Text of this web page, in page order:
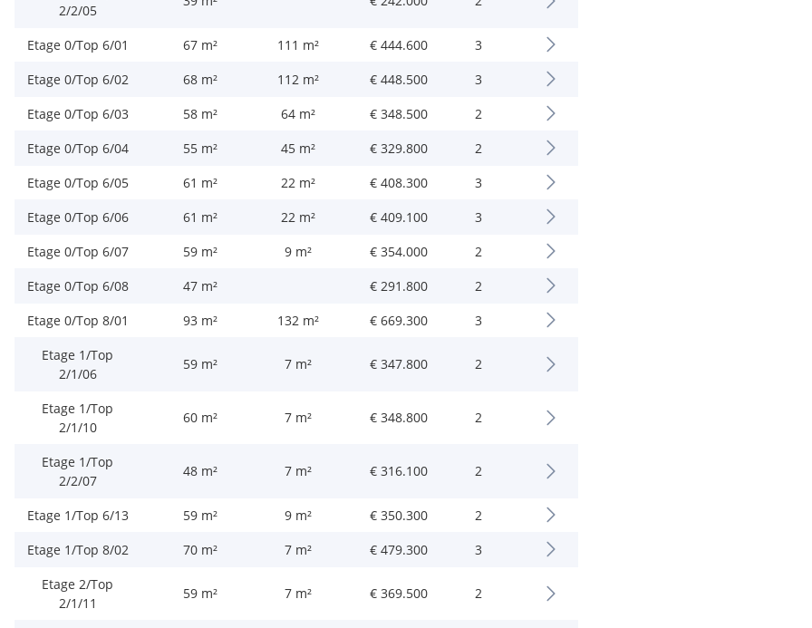
2/2/05
Etage 0/Top 6/01 67 m² 111 m² € 444.600
3
Etage 0/Top 6/02
68 m² 112 m² € 448.500
3
Etage 0/Top 6/03
58 m² 64 m² € 348.500
2
Etage 0/Top 6/04
55 m² 45 m² € 329.800
2
Etage 0/Top 6/05
61 m² 22 m² € 408.300
3
Etage 0/Top 6/06
61 m² 22 m² € 409.100
3
Etage 0/Top 6/07
59 m² 9 m² € 354.000
2
Etage 0/Top 6/08
47 m² € 291.800
2
Etage 0/Top 8/01
93 m² 132 m² € 669.300
3
Etage 1/Top
2/1/06
59 m² 7 m² € 347.800 2
Etage 1/Top
2/1/10
60 m² 7 m² € 348.800 2
Etage 1/Top
2/2/07
48 m² 7 m² € 316.100 2
Etage 1/Top 6/13 59 m² 9 m² € 350.300
2
Etage 1/Top 8/02
70 m² 7 m² € 479.300
3
Etage 2/Top
2/1/11
59 m² 7 m² € 369.500 2